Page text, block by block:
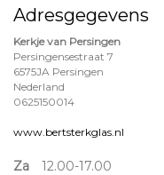
Adresgegevens
Kerkje van Persingen
Persingensestraat 7
6575JA Persingen
Nederland
0625150014
www.bertsterkglas.nl
Za
12.00-17.00